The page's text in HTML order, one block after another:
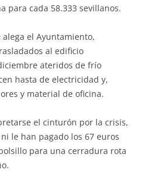
para cada 58.333 sevillanos.
el Ayuntamiento,
al edificio
ateridos de frío
hasta de electricidad y,
y material de oficina.
el cinturón por la crisis,
le han pagado los 67 euros
para una cerradura rota